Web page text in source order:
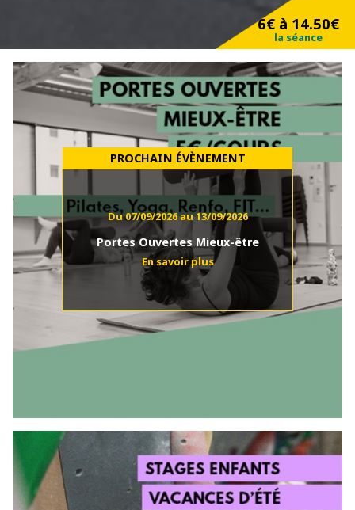
6€ à 14.50€
la séance
Du 07/09/2026 au 13/09/2026
Portes Ouvertes Mieux-être